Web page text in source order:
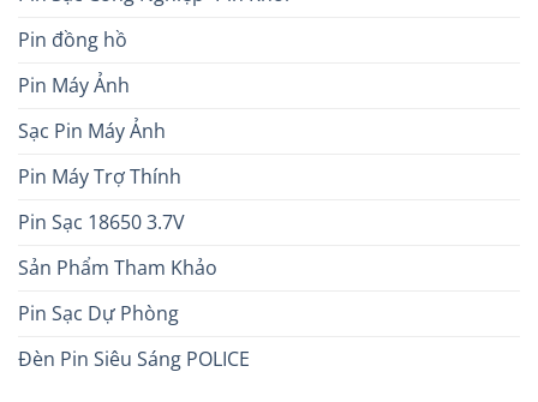
Pin đồng hồ
Pin Máy Ảnh
Sạc Pin Máy Ảnh
Pin Máy Trợ Thính
Pin Sạc 18650 3.7V
Sản Phẩm Tham Khảo
Pin Sạc Dự Phòng
Đèn Pin Siêu Sáng POLICE